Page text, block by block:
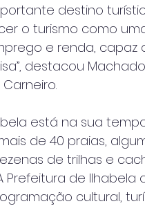
destino
o turismo como
e renda,
destacou
está na sua
de 40 praias,
de trilhas e
Prefeitura de
cultural,